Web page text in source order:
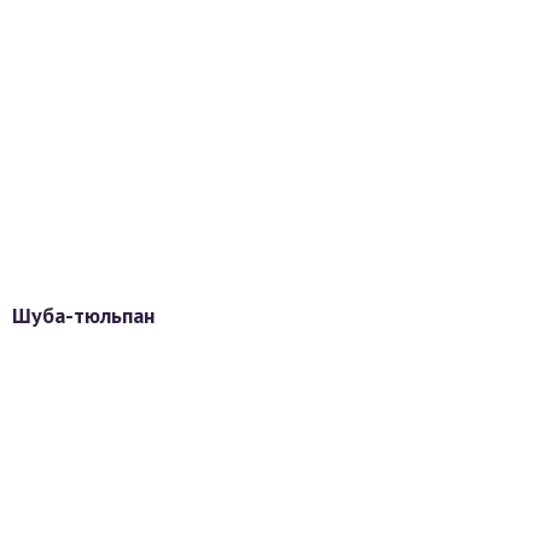
Шуба-тюльпан